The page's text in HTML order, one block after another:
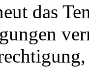
das